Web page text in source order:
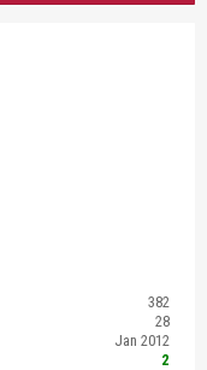
382
28
Jan 2012
2